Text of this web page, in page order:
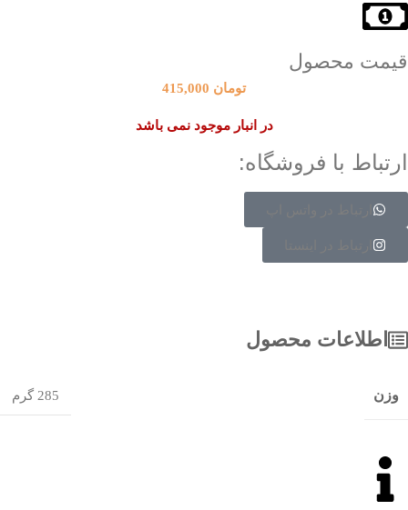
قیمت محصول
تومان
در انبار موجود نمی باشد
ارتباط با فروشگاه:
اطلاعات محصول
وزن 285 گرم